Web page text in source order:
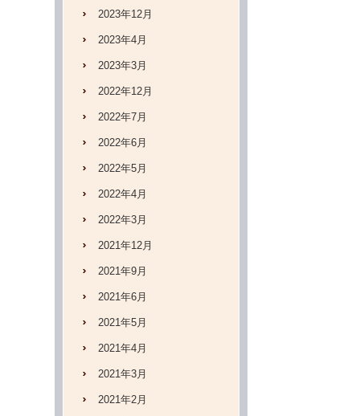
2023年12月
2023年4月
2023年3月
2022年12月
2022年7月
2022年6月
2022年5月
2022年4月
2022年3月
2021年12月
2021年9月
2021年6月
2021年5月
2021年4月
2021年3月
2021年2月